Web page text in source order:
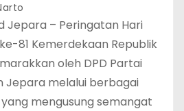
Jepara – Peringatan Hari
81 Kemerdekaan Republik
oleh DPD Partai
Jepara melalui berbagai
mengusung semangat